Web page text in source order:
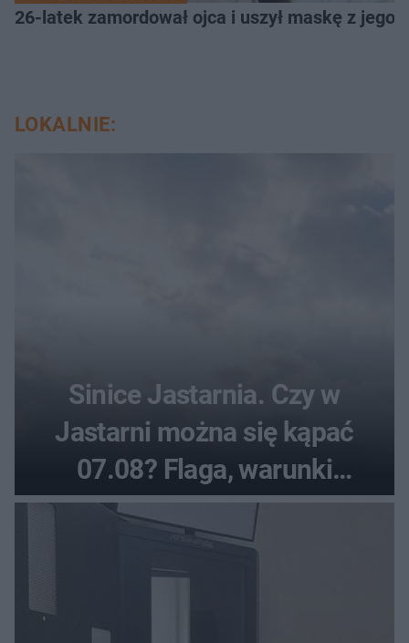
26-latek zamordował ojca i uszył maskę z
LOKALNIE:
Sinice Jastarnia. Czy w
Jastarni można się kąpać
07.08? Flaga, warunki
pogodowe